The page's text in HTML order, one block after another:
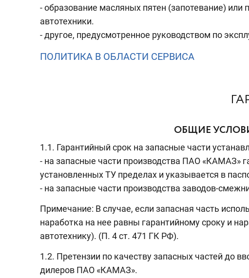
- образование масляных пятен (запотевание)
автотехники.
- другое, предусмотренное руководством по
ПОЛИТИКА В ОБЛАСТИ СЕРВИСА
ОБЩИЕ
1.1. Гарантийный срок на запасные части
- на запасные части производства ПАО «КАМАЗ»
установленных ТУ пределах и указывается в
- на запасные части производства заводов-
Примечание: В случае, если запасная часть
наработка на нее равны гарантийному сроку и
автотехнику). (П. 4 ст. 471 ГК РФ).
1.2. Претензии по качеству запасных частей до
дилеров ПАО «КАМАЗ».